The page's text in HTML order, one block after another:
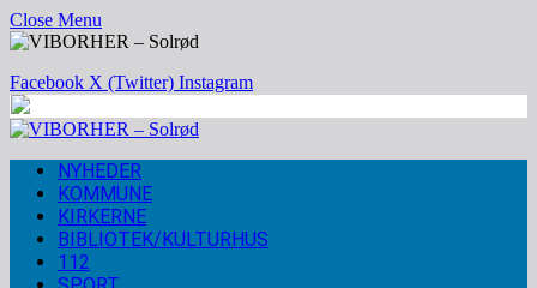
Close Menu
Facebook X (Twitter) Instagram
NYHEDER
KOMMUNE
KIRKERNE
BIBLIOTEK/KULTURHUS
112